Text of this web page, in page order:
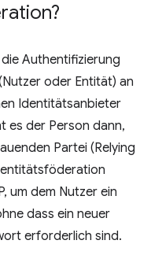
Authentifizierung
oder Entität) an
Identitätsanbieter
es der Person dann,
Partei (Relying
um dem Nutzer ein
dass ein neuer
erforderlich sind.